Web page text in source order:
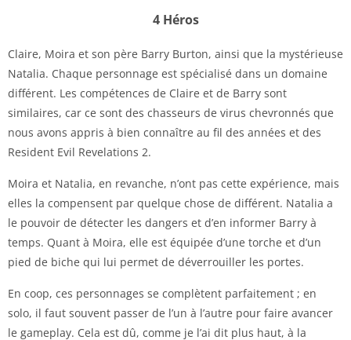
4 Héros
Claire, Moira et son père Barry Burton, ainsi que la mystérieuse
Natalia. Chaque personnage est spécialisé dans un domaine
différent. Les compétences de Claire et de Barry sont
similaires, car ce sont des chasseurs de virus chevronnés que
nous avons appris à bien connaître au fil des années et des
Resident Evil Revelations 2.
Moira et Natalia, en revanche, n’ont pas cette expérience, mais
elles la compensent par quelque chose de différent. Natalia a
le pouvoir de détecter les dangers et d’en informer Barry à
temps. Quant à Moira, elle est équipée d’une torche et d’un
pied de biche qui lui permet de déverrouiller les portes.
En coop, ces personnages se complètent parfaitement ; en
solo, il faut souvent passer de l’un à l’autre pour faire avancer
le gameplay. Cela est dû, comme je l’ai dit plus haut, à la